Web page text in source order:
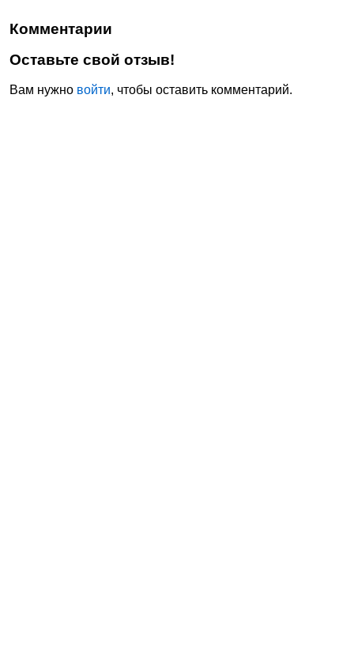
Комментарии
Оставьте свой отзыв!
Вам нужно войти, чтобы оставить комментарий.